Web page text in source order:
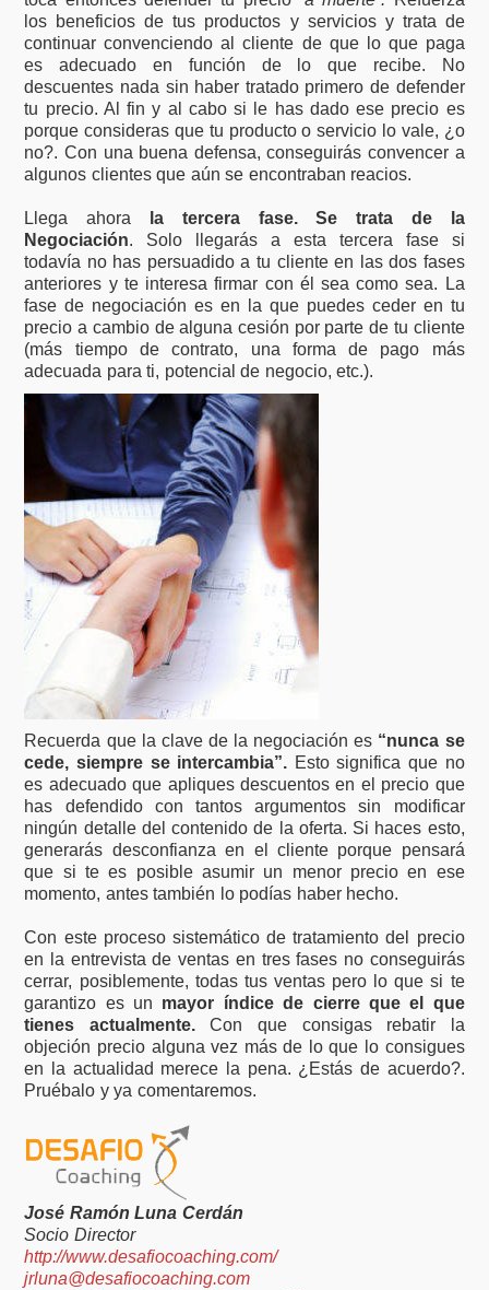
los beneficios de tus productos y servicios y trata de
continuar convenciendo al cliente de que lo que paga
es adecuado en función de lo que recibe. No
descuentes nada sin haber tratado primero de defender
tu precio. Al fin y al cabo si le has dado ese precio es
porque consideras que tu producto o servicio lo vale, ¿o
no?. Con una buena defensa, conseguirás convencer a
algunos clientes que aún se encontraban reacios.
Llega ahora
la tercera fase. Se trata de la
Negociación. Solo llegarás a esta tercera fase si
todavía no has persuadido a tu cliente en las dos fases
anteriores y te interesa firmar con él sea como sea. La
fase de negociación es en la que puedes ceder en tu
precio a cambio de alguna cesión por parte de tu cliente
(más tiempo de contrato, una forma de pago más
adecuada para ti, potencial de negocio, etc.).
Recuerda que la clave de la negociación es “nunca se
cede, siempre se intercambia”. Esto significa que no
es adecuado que apliques descuentos en el precio que
has defendido con tantos argumentos sin modificar
ningún detalle del contenido de la oferta. Si haces esto,
generarás desconfianza en el cliente porque pensará
que si te es posible asumir un menor precio en ese
momento, antes también lo podías haber hecho.
Con este proceso sistemático de tratamiento del precio
en la entrevista de ventas en tres fases no conseguirás
cerrar, posiblemente, todas tus ventas pero lo que si te
garantizo es un mayor índice de cierre que el que
tienes actualmente.Con que consigas rebatir la
objeción precio alguna vez más de lo que lo consigues
en la actualidad merece la pena. ¿Estás de acuerdo?.
Pruébalo y ya comentaremos.
José Ramón Luna Cerdán
Socio Director
http://www.desafiocoaching.com/
jrluna@desafiocoaching.com